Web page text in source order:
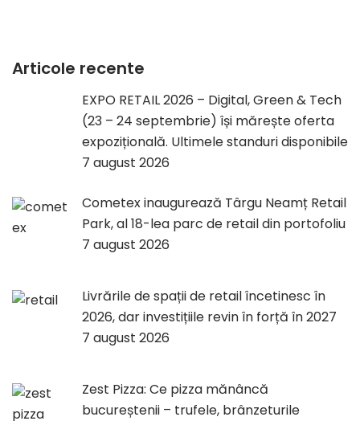
Articole recente
EXPO RETAIL 2026 – Digital, Green & Tech
(23 – 24 septembrie) își mărește oferta
expozițională. Ultimele standuri disponibile
7 august 2026
Cometex inaugurează Târgu Neamț Retail
Park, al 18-lea parc de retail din portofoliu
7 august 2026
Livrările de spații de retail încetinesc în
2026, dar investițiile revin în forță în 2027
7 august 2026
Zest Pizza: Ce pizza mănâncă
bucureștenii – trufele, brânzeturile